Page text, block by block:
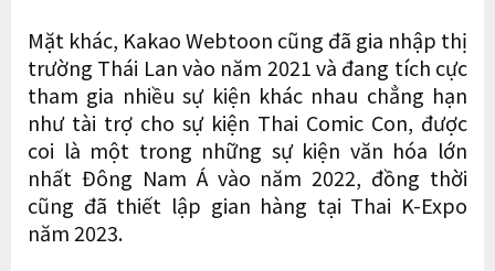
Mặt khác, Kakao Webtoon cũng đã gia nhập thị
trường Thái Lan vào năm 2021 và đang tích cực
tham gia nhiều sự kiện khác nhau chẳng hạn
như tài trợ cho sự kiện Thai Comic Con, được
coi là một trong những sự kiện văn hóa lớn
nhất Đông Nam Á vào năm 2022, đồng thời
cũng đã thiết lập gian hàng tại Thai K-Expo
năm 2023.